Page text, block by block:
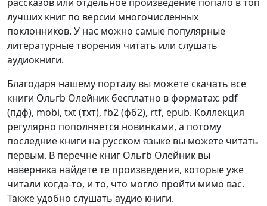
лучших книг по версии многочисленных
поклонников. У нас можно самые популярные
литературные творения читать или слушать
аудиокниги.
Благодаря нашему порталу вы можете скачать все
книги Ольгb Олейник бесплатно в форматах: pdf
(пдф), mobi, txt (тхт), fb2 (фб2), rtf, epub. Коллекция
регулярно пополняется новинками, а потому
последние книги на русском языке вы можете читать
первым. В перечне книг Ольгb Олейник вы
наверняка найдете те произведения, которые уже
читали когда-то, и то, что могло пройти мимо вас.
Также удобно слушать аудио книги.